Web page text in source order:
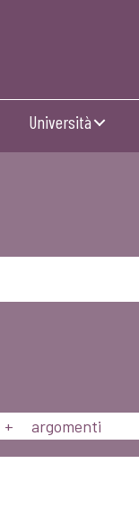
Università
+ argomenti